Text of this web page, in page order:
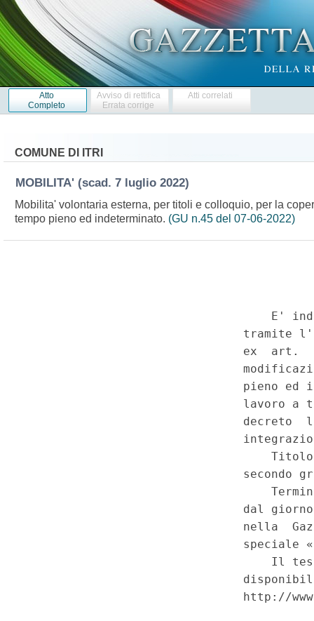
Atto
Completo
Avviso di rettifica
Errata corrige
Atti correlati
COMUNE DI ITRI
MOBILITA' (scad. 7 luglio 2022)
Mobilita' volontaria esterna, per titoli e colloquio, per la
tempo pieno ed indeterminato. (GU n.45 del 07-06-2022)